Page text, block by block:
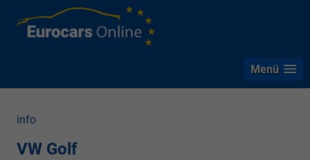
Menü
info
VW Golf